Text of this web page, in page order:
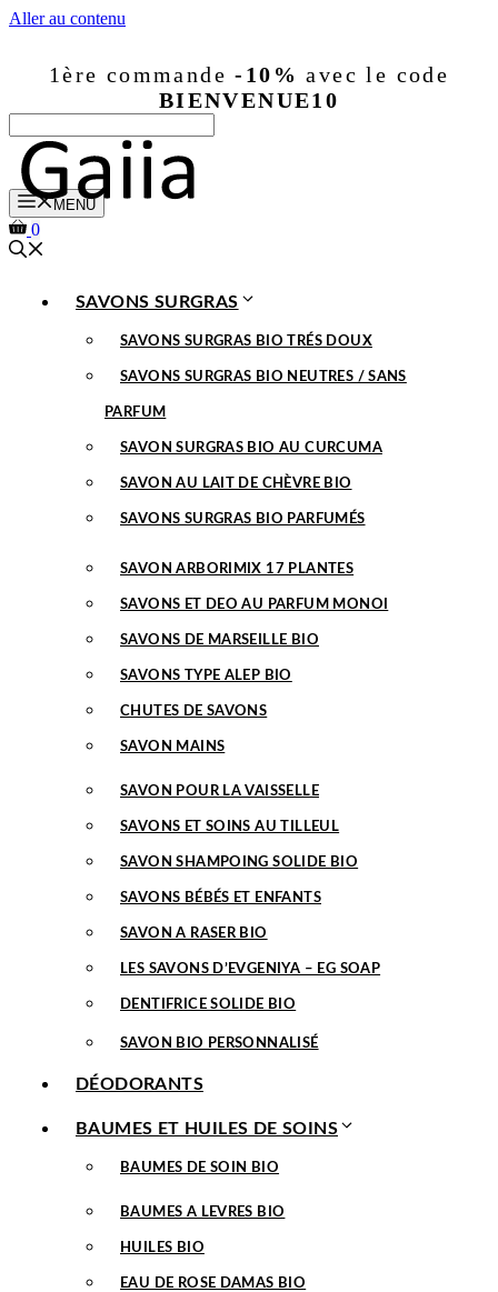
Aller au contenu
1ère commande-10% avec le code
BIENVENUE10
MENU
0
SAVONS SURGRAS
SAVONS SURGRAS BIO TRÉS DOUX
SAVONS SURGRAS BIO NEUTRES / SANS
PARFUM
SAVON SURGRAS BIO AU CURCUMA
SAVON AU LAIT DE CHÈVRE BIO
SAVONS SURGRAS BIO PARFUMÉS
SAVON ARBORIMIX 17 PLANTES
SAVONS ET DEO AU PARFUM MONOI
SAVONS DE MARSEILLE BIO
SAVONS TYPE ALEP BIO
CHUTES DE SAVONS
SAVON MAINS
SAVON POUR LA VAISSELLE
SAVONS ET SOINS AU TILLEUL
SAVON SHAMPOING SOLIDE BIO
SAVONS BÉBÉS ET ENFANTS
SAVON A RASER BIO
LES SAVONS D’EVGENIYA – EG SOAP
DENTIFRICE SOLIDE BIO
SAVON BIO PERSONNALISÉ
DÉODORANTS
BAUMES ET HUILES DE SOINS
BAUMES DE SOIN BIO
BAUMES A LEVRES BIO
HUILES BIO
EAU DE ROSE DAMAS BIO